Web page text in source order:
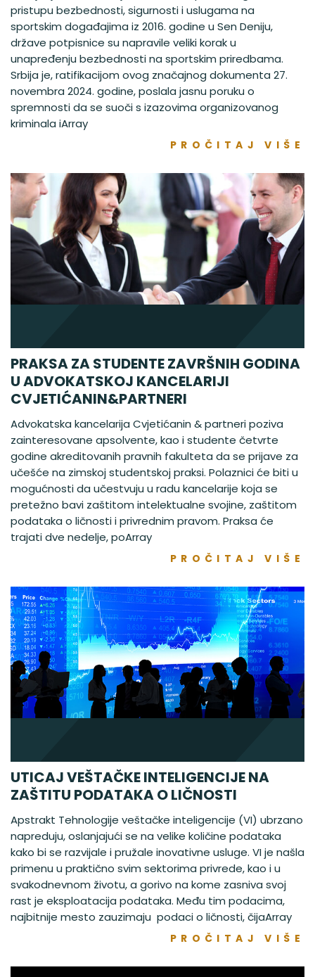
pristupu bezbednosti, sigurnosti i uslugama na
sportskim događajima iz 2016. godine u Sen Deniju,
države potpisnice su napravile veliki korak u
unapređenju bezbednosti na sportskim priredbama.
Srbija je, ratifikacijom ovog značajnog dokumenta 27.
novembra 2024. godine, poslala jasnu poruku o
spremnosti da se suoči s izazovima organizovanog
kriminala iArray
PROČITAJ VIŠE
PRAKSA ZA STUDENTE ZAVRŠNIH GODINA
U ADVOKATSKOJ KANCELARIJI
CVJETIĆANIN&PARTNERI
Advokatska kancelarija Cvjetićanin & partneri poziva
zainteresovane apsolvente, kao i studente četvrte
godine akreditovanih pravnih fakulteta da se prijave za
učešće na zimskoj studentskoj praksi. Polaznici će biti u
mogućnosti da učestvuju u radu kancelarije koja se
pretežno bavi zaštitom intelektualne svojine, zaštitom
podataka o ličnosti i privrednim pravom. Praksa će
trajati dve nedelje, poArray
PROČITAJ VIŠE
UTICAJ VEŠTAČKE INTELIGENCIJE NA
ZAŠTITU PODATAKA O LIČNOSTI
Apstrakt Tehnologije veštačke inteligencije (VI) ubrzano
napreduju, oslanjajući se na velike količine podataka
kako bi se razvijale i pružale inovativne usluge. VI je našla
primenu u praktično svim sektorima privrede, kao i u
svakodnevnom životu, a gorivo na kome zasniva svoj
rast je eksploatacija podataka. Među tim podacima,
najbitnije mesto zauzimaju podaci o ličnosti, čijaArray
PROČITAJ VIŠE